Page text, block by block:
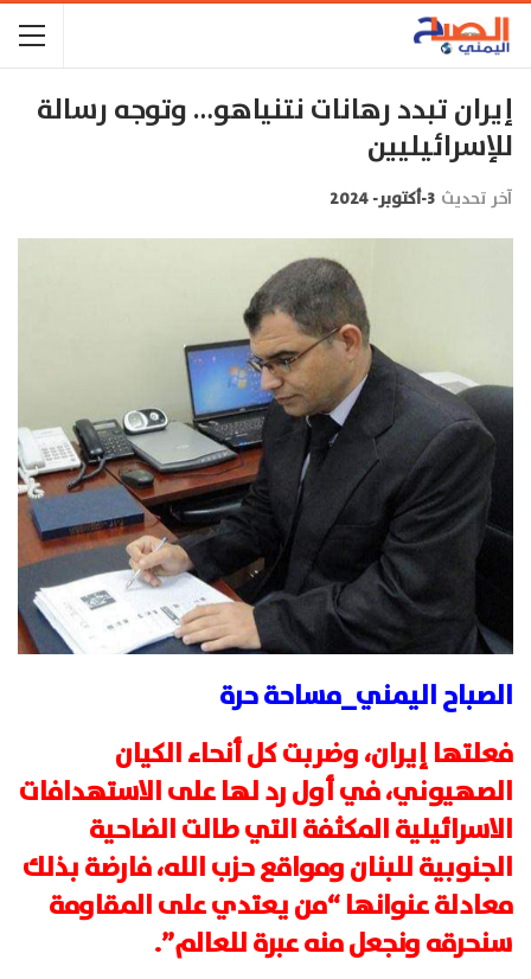
إيران تبدد رهانات نتنياهو… وتوجه رسالة
للإسرائيليين
آخر تحديث 3-أكتوبر- 2024
الصباح اليمني_مساحة حرة
فعلتها إيران، وضربت كل أنحاء الكيان
الصهيوني، في أول رد لها على الاستهدافات
الاسرائيلية المكثفة التي طالت الضاحية
الجنوبية للبنان ومواقع حزب الله، فارضة بذلك
معادلة عنوانها “من يعتدي على المقاومة
سنحرقه ونجعل منه عبرة للعالم”.